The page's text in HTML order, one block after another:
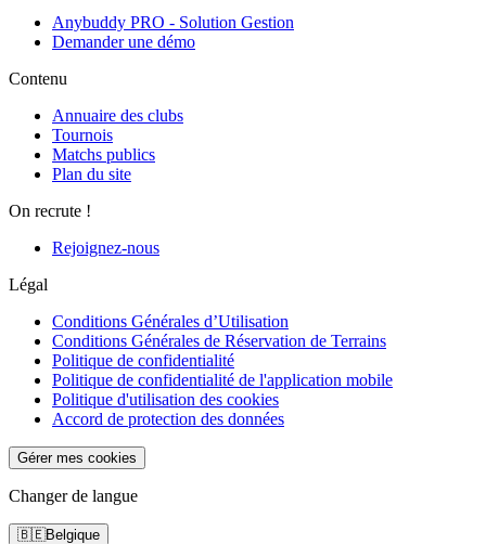
Anybuddy PRO - Solution Gestion
Demander une démo
Contenu
Annuaire des clubs
Tournois
Matchs publics
Plan du site
On recrute !
Rejoignez-nous
Légal
Conditions Générales d’Utilisation
Conditions Générales de Réservation de Terrains
Politique de confidentialité
Politique de confidentialité de l'application mobile
Politique d'utilisation des cookies
Accord de protection des données
Gérer mes cookies
Changer de langue
🇧🇪Belgique